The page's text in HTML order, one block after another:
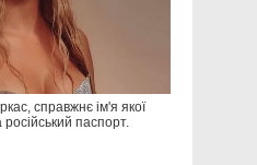
справжнє ім'я якої
паспорт.